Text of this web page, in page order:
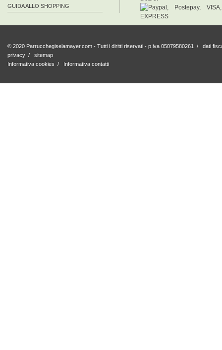
GUIDA ALLO SHOPPING
© 2020 Parrucchegiselamayer.com - Tutti i diritti riservati - p.iva 05079580261 / dati
privacy / sitemap
Informativa cookies / Informativa contatti